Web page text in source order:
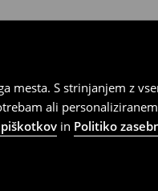
mesta. S strinjanjem z
ali
in Politiko